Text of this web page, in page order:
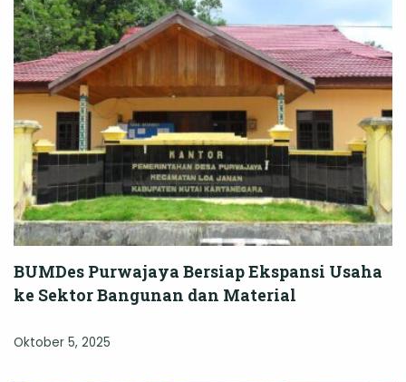
BUMDes Purwajaya Bersiap Ekspansi Usaha
ke Sektor Bangunan dan Material
Oktober 5, 2025